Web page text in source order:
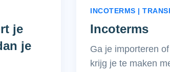
je
je
INCOTERMS |
Incoterms
Ga je importeren
krijg je te maken